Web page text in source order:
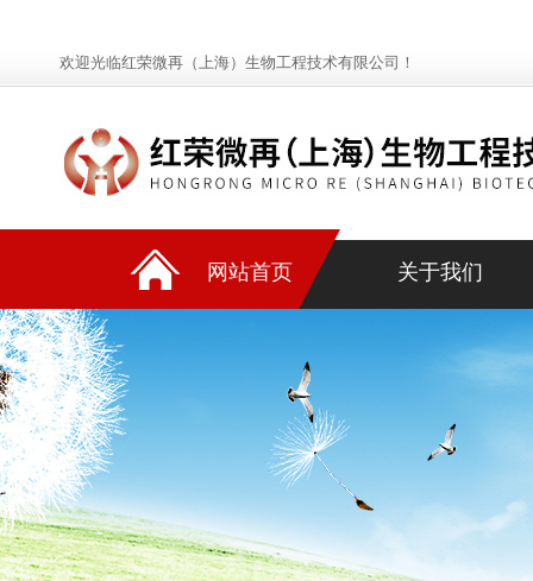
欢迎光临红荣微再（上海）生物工程技术有限公司！
网站首页 关于我们